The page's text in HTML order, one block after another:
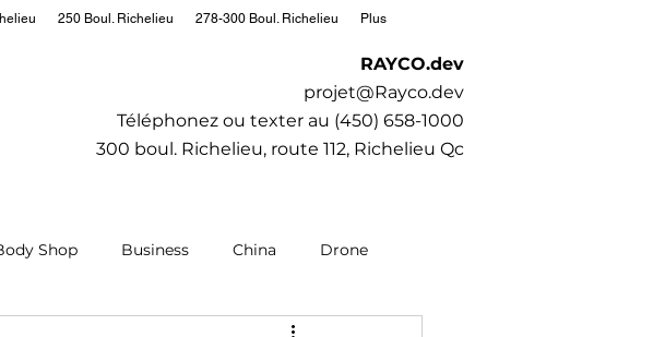
RAYCO.dev
projet@Rayco.dev
Téléphonez ou texter au (450) 658-1000
300 boul. Richelieu, route 112, Richelieu Qc
250 Boul. Richelieu 278-300 Boul. Richelieu Plus
Shop Business China Drone